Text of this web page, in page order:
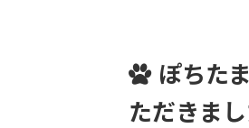
ぽちた
ただきま